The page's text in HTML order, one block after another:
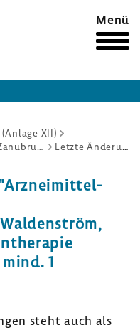
Menü
XII)
Arzneimittel-Richtlinie/Anlage XII: Zanubrutinib (Morbus Waldenström, Erstlinie (Chemo-Immuntherapie ungeeignet) oder nach mind. 1 Vortherapie)
Letzte Änderungen
1
steht auch als